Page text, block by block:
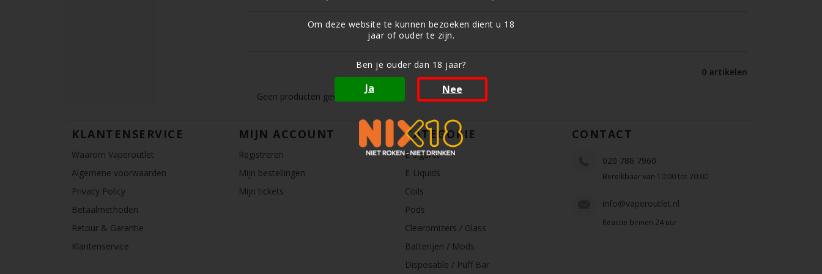
Om deze website te kunnen bezoeken dient u 18
jaar of ouder te zijn.
Ben je ouder dan 18 jaar?
Ja Nee
0 artikelen
Geen producten gevonden!...
KLANTENSERVICE
Waarom Vaperoutlet
Algemene voorwaarden
Privacy Policy
Betaalmethoden
Retour & Garantie
Klantenservice
MIJN ACCOUNT
Registreren
Mijn bestellingen
Mijn tickets
CATEGORIE
E-sigaret
E-Liquids
Coils
Pods
Clearomizers / Glass
Batterijen / Mods
Disposable / Puff Bar
CONTACT
020 786 7960
Bereikbaar van 10:00 tot 20:00
info@vaperoutlet.nl
Reactie binnen 24 uur